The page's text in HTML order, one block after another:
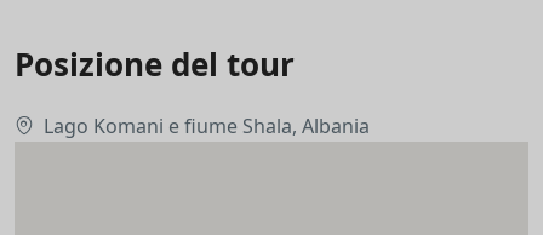
Posizione del tour
Lago Komani e fiume Shala, Albania